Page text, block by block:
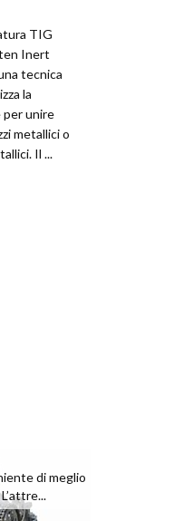
TIG
Inert
tecnica
la
per unire
metallici o
Il ...
di meglio